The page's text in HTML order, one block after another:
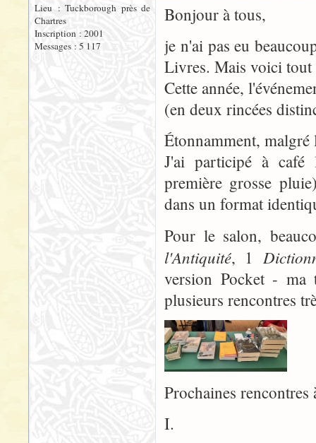
Lieu : Tuckborough près de
Chartres
Inscription : 2001
Messages : 5 117
Bonjour à tous,
je n'ai pas eu
Livres. Mais voici tout
Cette année,
(en deux rincées
Étonnamment, malgré
J'ai participé à café
première grosse
dans un format
Pour le salon,
l'Antiquité, 1
version Pocket - ma
plusieurs rencontres
Prochaines
I.